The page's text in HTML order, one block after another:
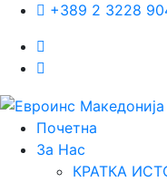
+389 2 3228
Почетна
За Нас
КРАТКА